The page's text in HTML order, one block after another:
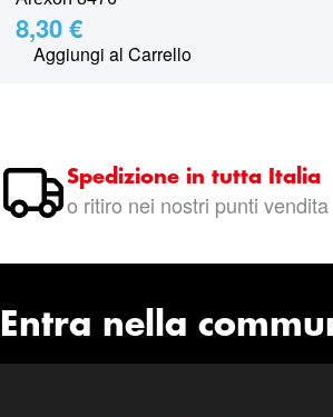
8,30 €
Aggiungi al Carrello
Spedizione in tutta Italia
o ritiro nei nostri punti vendita
Entra nella